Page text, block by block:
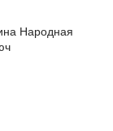
Народная